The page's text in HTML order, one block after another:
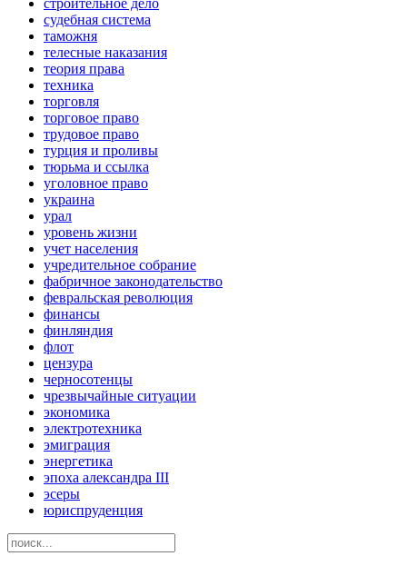
строительное дело
судебная система
таможня
телесные наказания
теория права
техника
торговля
торговое право
трудовое право
турция и проливы
тюрьма и ссылка
уголовное право
украина
урал
уровень жизни
учет населения
учредительное собрание
фабричное законодательство
февральская революция
финансы
финляндия
флот
цензура
черносотенцы
чрезвычайные ситуации
экономика
электротехника
эмиграция
энергетика
эпоха александра III
эсеры
юриспруденция